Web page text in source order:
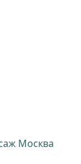
Москва